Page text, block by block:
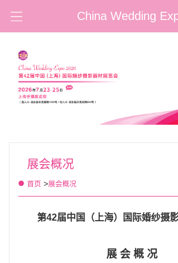
China Wedding
展会概况
首页 >展会概况
第42届中国（上海）国际婚纱摄
展 会 概 况